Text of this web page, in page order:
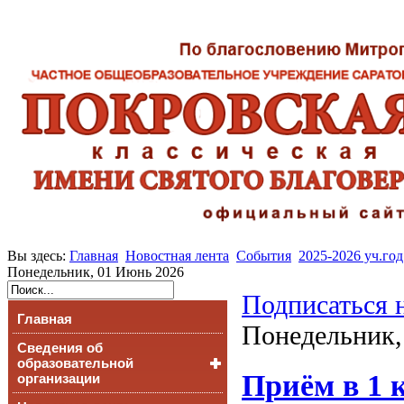
Вы здесь: Главная Новостная лента События 2025-2026 уч.год
Понедельник, 01 Июнь 2026
Главная
Сведения об
образовательной
организации
Подписаться
Приём в 1